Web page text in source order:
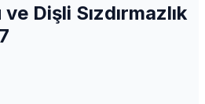
Dişli Sızdırmazlık